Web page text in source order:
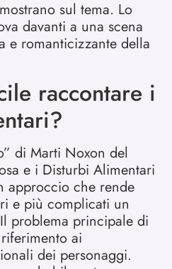
sul tema. Lo
davanti a una scena
e romanticizzante della
raccontare i
di Marti Noxon del
e i Disturbi Alimentari
approccio che rende
e più complicati un
problema principale di
ai
dei personaggi.